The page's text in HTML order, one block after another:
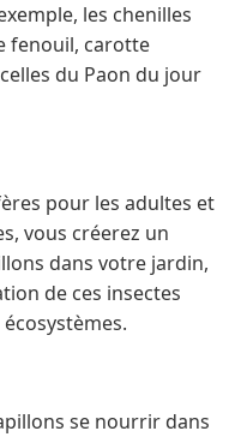
les chenilles
fenouil, carotte
du Paon du jour
pour les adultes et
vous créerez un
dans votre jardin,
de ces insectes
se nourrir dans